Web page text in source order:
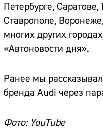
Петербурге,
Ставрополе,
многих других
«Автоновости дня».
Ранее мы
бренда Audi через
Фото: YouTube